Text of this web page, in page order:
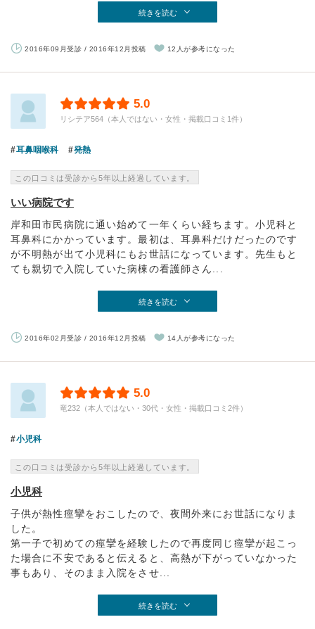
続きを読む
2016年09月受診 / 2016年12月投稿 12人が参考になった
5.0
リシテア564（本人ではない・女性・掲載口コミ1件）
耳鼻咽喉科 発熱
この口コミは受診から5年以上経過しています。
いい病院です
岸和田市民病院に通い始めて一年くらい経ちます。小児科と
耳鼻科にかかっています。最初は、耳鼻科だけだったのです
が不明熱が出て小児科にもお世話になっています。先生もと
ても親切で入院していた病棟の看護師さん...
続きを読む
2016年02月受診 / 2016年12月投稿 14人が参考になった
5.0
竜232（本人ではない・30代・女性・掲載口コミ2件）
小児科
この口コミは受診から5年以上経過しています。
小児科
子供が熱性痙攣をおこしたので、夜間外来にお世話になりま
した。
第一子で初めての痙攣を経験したので再度同じ痙攣が起こっ
た場合に不安であると伝えると、高熱が下がっていなかった
事もあり、そのまま入院をさせ...
続きを読む